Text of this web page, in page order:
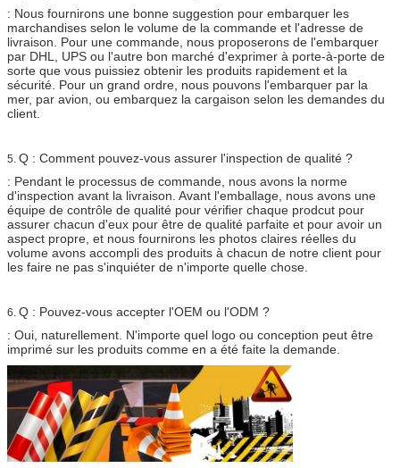
: Nous fournirons une bonne suggestion pour embarquer les
marchandises selon le volume de la commande et l'adresse de
livraison. Pour une commande, nous proposerons de l'embarquer
par DHL, UPS ou l'autre bon marché d'exprimer à porte-à-porte de
sorte que vous puissiez obtenir les produits rapidement et la
sécurité. Pour un grand ordre, nous pouvons l'embarquer par la
mer, par avion, ou embarquez la cargaison selon les demandes du
client.
5. Q : Comment pouvez-vous assurer l'inspection de qualité ?
: Pendant le processus de commande, nous avons la norme
d'inspection avant la livraison. Avant l'emballage, nous avons une
équipe de contrôle de qualité pour vérifier chaque prodcut pour
assurer chacun d'eux pour être de qualité parfaite et pour avoir un
aspect propre, et nous fournirons les photos claires réelles du
volume avons accompli des produits à chacun de notre client pour
les faire ne pas s'inquiéter de n'importe quelle chose.
6. Q : Pouvez-vous accepter l'OEM ou l'ODM ?
: Oui, naturellement. N'importe quel logo ou conception peut être
imprimé sur les produits comme en a été faite la demande.